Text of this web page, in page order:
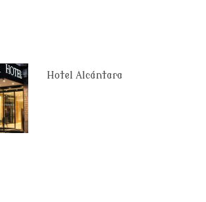
Hotel Alcántara